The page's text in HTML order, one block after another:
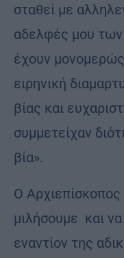
σταθεί με
αδελφές μου των
έχουν
ειρηνική
βίας και
συμμετείχαν
βία».
Ο
μιλήσουμε και
εναντίον της